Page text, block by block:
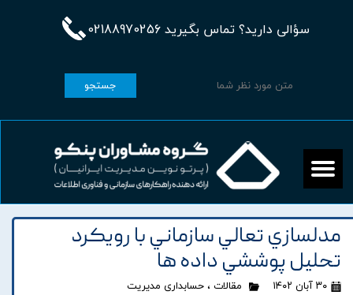
سؤالی دارید؟ تماس بگیرید 02188970256
جستجو
مدلسازي تعالي سازماني با رويکرد
تحليل پوششي داده ها
۳۰ آبان ۱۴۰۲ مقالات ، حسابداری مدیریت